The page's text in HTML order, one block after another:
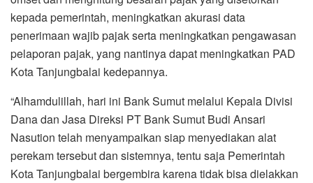
kepada pemerintah, meningkatkan akurasi data
penerimaan wajib pajak serta meningkatkan pengawasan
pelaporan pajak, yang nantinya dapat meningkatkan PAD
Kota Tanjungbalai kedepannya.
“Alhamdulillah, hari ini Bank Sumut melalui Kepala Divisi
Dana dan Jasa Direksi PT Bank Sumut Budi Ansari
Nasution telah menyampaikan siap menyediakan alat
perekam tersebut dan sistemnya, tentu saja Pemerintah
Kota Tanjungbalai bergembira karena tidak bisa dielakkan